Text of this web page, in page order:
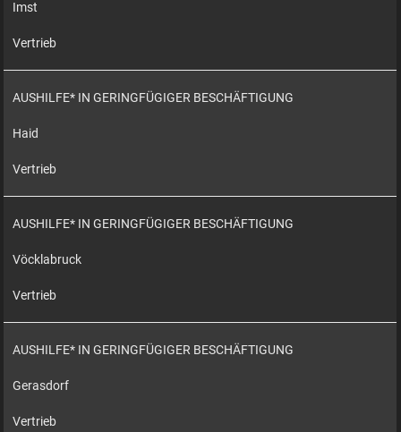
Imst
Vertrieb
AUSHILFE* IN GERINGFÜGIGER BESCHÄFTIGUNG
Haid
Vertrieb
AUSHILFE* IN GERINGFÜGIGER BESCHÄFTIGUNG
Vöcklabruck
Vertrieb
AUSHILFE* IN GERINGFÜGIGER BESCHÄFTIGUNG
Gerasdorf
Vertrieb